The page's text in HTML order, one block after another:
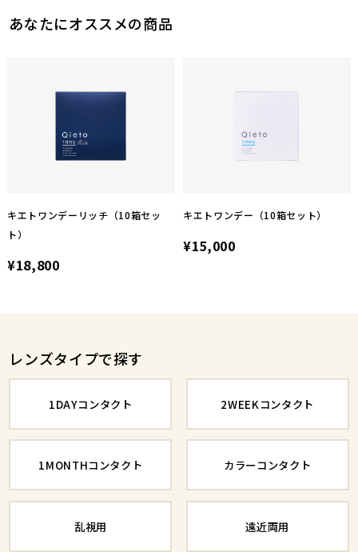
あなたにオススメの商品
キエトワンデーリッチ（10箱セッ
ト）
¥18,800
キエトワンデー（10箱セット）
¥15,000
レンズタイプで探す
1DAYコンタクト 2WEEKコンタクト
1MONTHコンタクト カラーコンタクト
乱視用 遠近両用